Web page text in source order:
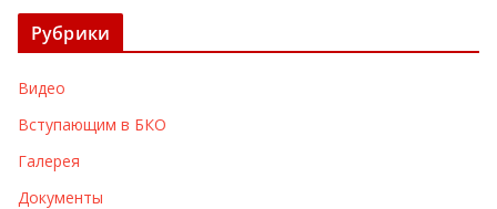
х
ы
Рубрики
Видео
Вступающим в БКО
Галерея
Документы